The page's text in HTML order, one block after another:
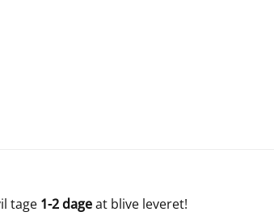
tage 1-2 dageat blive leveret!